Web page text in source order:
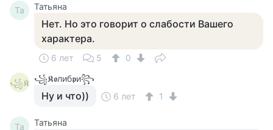
Та Татьяна
Нет. Но это говорит о слабости Вашего
характера.
6 лет 5 0
꧁𝕶 ꧁𝕶𝖔либ𝖕и꧂
Ну и что)) 6 лет 1
Та Татьяна